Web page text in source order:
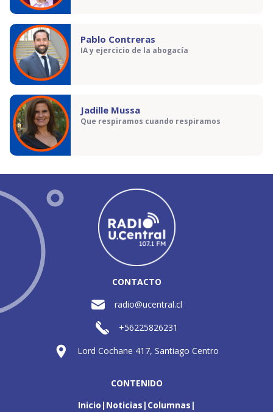
Pablo Contreras
IA y ejercicio de la abogacía
Jadille Mussa
Que respiramos cuando respiramos
CONTACTO
radio@ucentral.cl
+56225826231
Lord Cochane 417, Santiago Centro
CONTENIDO
Inicio Noticias Columnas